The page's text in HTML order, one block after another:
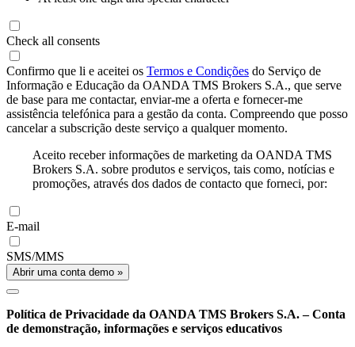
Check all consents
Confirmo que li e aceitei os Termos e Condições do Serviço de
Informação e Educação da OANDA TMS Brokers S.A., que serve
de base para me contactar, enviar-me a oferta e fornecer-me
assistência telefónica para a gestão da conta. Compreendo que posso
cancelar a subscrição deste serviço a qualquer momento.
Aceito receber informações de marketing da OANDA TMS
Brokers S.A. sobre produtos e serviços, tais como, notícias e
promoções, através dos dados de contacto que forneci, por:
E-mail
SMS/MMS
Abrir uma conta demo »
Política de Privacidade da OANDA TMS Brokers S.A. – Conta
de demonstração, informações e serviços educativos